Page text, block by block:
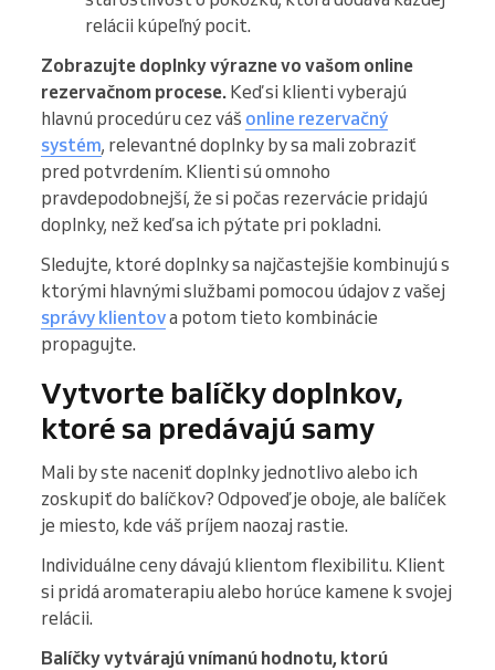
relácii kúpeľný pocit.
Zobrazujte doplnky výrazne vo vašom online
rezervačnom procese. Keď si klienti vyberajú
hlavnú procedúru cez váš online rezervačný
systém, relevantné doplnky by sa mali zobraziť
pred potvrdením. Klienti sú omnoho
pravdepodobnejší, že si počas rezervácie pridajú
doplnky, než keď sa ich pýtate pri pokladni.
Sledujte, ktoré doplnky sa najčastejšie kombinujú s
ktorými hlavnými službami pomocou údajov z vašej
správy klientova potom tieto kombinácie
propagujte.
Vytvorte balíčky doplnkov,
ktoré sa predávajú samy
Mali by ste naceniť doplnky jednotlivo alebo ich
zoskupiť do balíčkov? Odpoveď je oboje, ale balíček
je miesto, kde váš príjem naozaj rastie.
Individuálne ceny dávajú klientom flexibilitu. Klient
si pridá aromaterapiu alebo horúce kamene k svojej
relácii.
Balíčky vytvárajú vnímanú hodnotu, ktorú